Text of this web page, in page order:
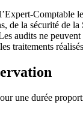
Comptable
de la sécurité de la
audits ne
traitements
une durée